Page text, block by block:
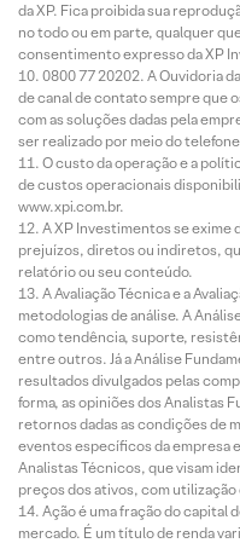
da XP. Fica proibida sua
no todo ou em parte, qualquer
consentimento expresso da XP
0800 77 20202. A Ouvidoria
de canal de contato sempre que
com as soluções dadas pela
ser realizado por meio do
O custo da operação e a
de custos operacionais
www.xpi.com.br.
A XP Investimentos se exime
prejuízos, diretos ou indiretos,
relatório ou seu conteúdo.
A Avaliação Técnica e a
metodologias de análise. A
como tendência, suporte,
entre outros. Já a Análise
resultados divulgados pelas
forma, as opiniões dos Analistas
retornos dadas as condições de
eventos específicos da empresa
Analistas Técnicos, que visam
preços dos ativos, com utilização
Ação é uma fração do capital
mercado. É um título de renda